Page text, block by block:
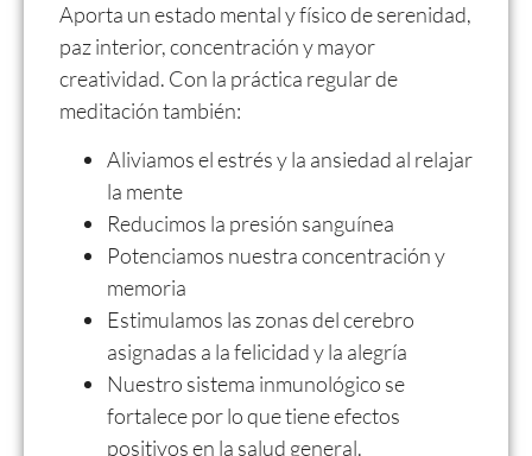
Aporta un estado mental y físico de serenidad,
paz interior, concentración y mayor
creatividad. Con la práctica regular de
meditación también:
Aliviamos el estrés y la ansiedad al relajar
la mente
Reducimos la presión sanguínea
Potenciamos nuestra concentración y
memoria
Estimulamos las zonas del cerebro
asignadas a la felicidad y la alegría
Nuestro sistema inmunológico se
fortalece por lo que tiene efectos
positivos en la salud general.